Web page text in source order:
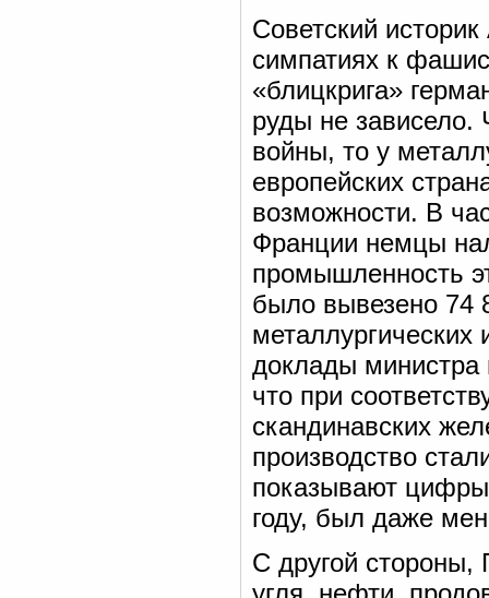
Советский
симпатиях к
«блицкрига»
руды не зависело.
войны, то у
европейских
возможности. В
Франции немцы
промышленность
было вывезено 74
доклады министра
что при
скандинавских
производство
показывают
году, был даже
С другой стороны,